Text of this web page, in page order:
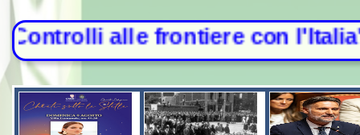
con l'Italia", la